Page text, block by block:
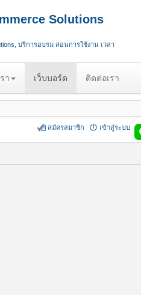
Solutions
บริการอบรม สอนการใช้งาน เวลา
า เว็บบอร์ด ติดต่อเรา
เข้าสู่ระบบ
สมัครสมาชิก